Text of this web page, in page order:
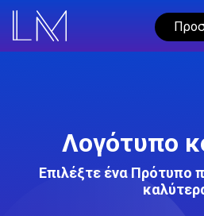
Λογότυπο
Επιλέξτε ένα Πρότυπο